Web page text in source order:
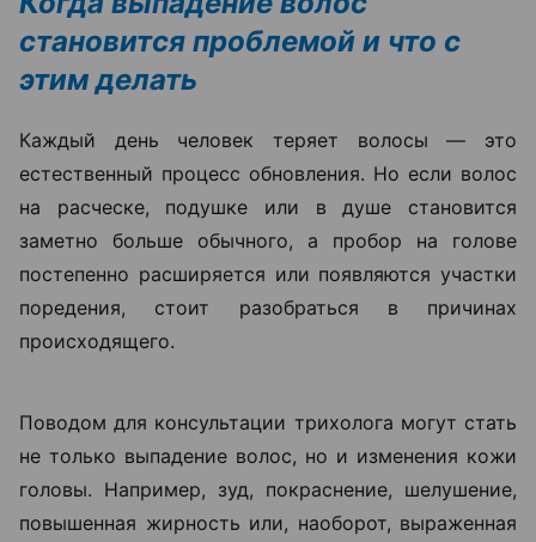
становится проблемой и что с
этим делать
Каждый день человек теряет волосы — это
естественный процесс обновления. Но если волос
на расческе, подушке или в душе становится
заметно больше обычного, а пробор на голове
постепенно расширяется или появляются участки
поредения, стоит разобраться в причинах
происходящего.